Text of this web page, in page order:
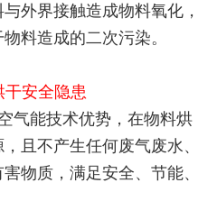
外界接触造成物料氧化，
料造成的二次污染。
安全隐患
气能技术优势，在物料烘
且不产生任何废气废水、
物质，满足安全、节能、